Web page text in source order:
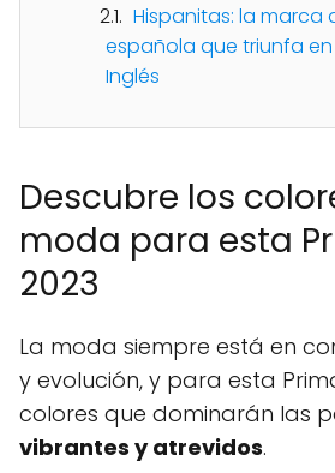
Hispanitas: la marca
española que triunfa en
Inglés
Descubre los
moda para esta
2023
La moda siempre está en
y evolución, y para esta
colores que dominarán las
vibrantes y atrevidos.